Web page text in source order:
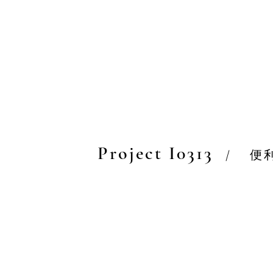
Project I0313 / 便